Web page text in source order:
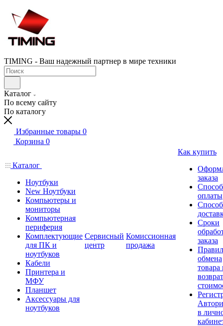
TIMING - Ваш надежный партнер в мире техники
Каталог
По всему сайту
По каталогу
Избранные товары 0
Корзина 0
Каталог
Ноутбуки
New Ноутбуки
Компьютеры и
мониторы
Компьютерная
периферия
Комплектующие
для ПК и
ноутбуков
Кабели
Принтера и
МФУ
Планшет
Аксессуары для
ноутбуков
Сервисный
центр
Комиссионная
продажа
Как купить
заказа
оплаты
Сроки
заказа
обмена
товара
в